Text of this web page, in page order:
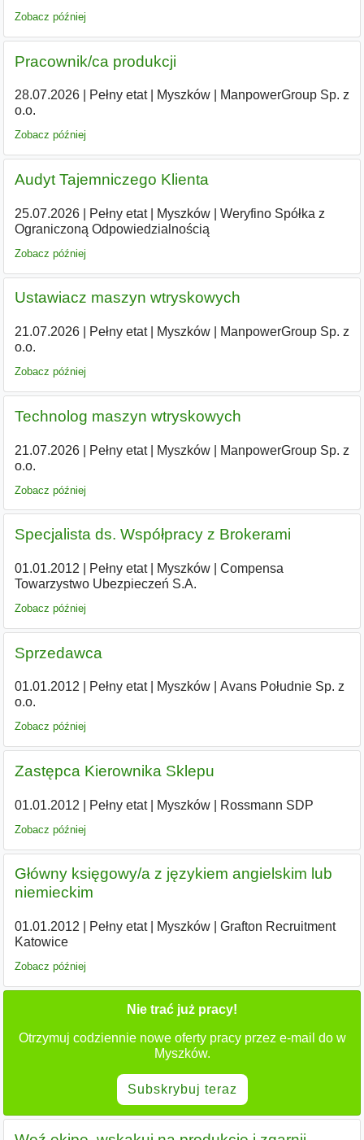
Zobacz później
Pracownik/ca produkcji
28.07.2026| Pełny etat| Myszków|
ManpowerGroup Sp. z
o.o.
Zobacz później
Audyt Tajemniczego Klienta
25.07.2026| Pełny etat| Myszków|
Weryfino Spółka z
Ograniczoną Odpowiedzialnością
Zobacz później
Ustawiacz maszyn wtryskowych
21.07.2026| Pełny etat| Myszków|
ManpowerGroup Sp. z
o.o.
Zobacz później
Technolog maszyn wtryskowych
21.07.2026| Pełny etat| Myszków|
ManpowerGroup Sp. z
o.o.
Zobacz później
Specjalista ds. Współpracy z Brokerami
01.01.2012 Pełny etat| Myszków|
Compensa
Towarzystwo Ubezpieczeń S.A.
Zobacz później
Sprzedawca
01.01.2012 Pełny etat| Myszków|
Avans Południe Sp. z
o.o.
Zobacz później
Zastępca Kierownika Sklepu
01.01.2012 Pełny etat| Myszków| Rossmann SDP
Zobacz później
Główny księgowy/a z językiem angielskim lub
niemieckim
01.01.2012 Pełny etat| Myszków|
Grafton Recruitment
Katowice
Zobacz później
Nie trać już pracy!
Otrzymuj codziennie nowe oferty pracy przez e-mail do w
Myszków.
Subskrybuj teraz